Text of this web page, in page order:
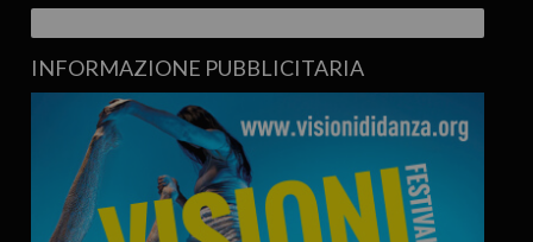
INFORMAZIONE PUBBLICITARIA